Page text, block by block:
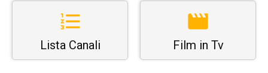
Lista Canali Film in Tv